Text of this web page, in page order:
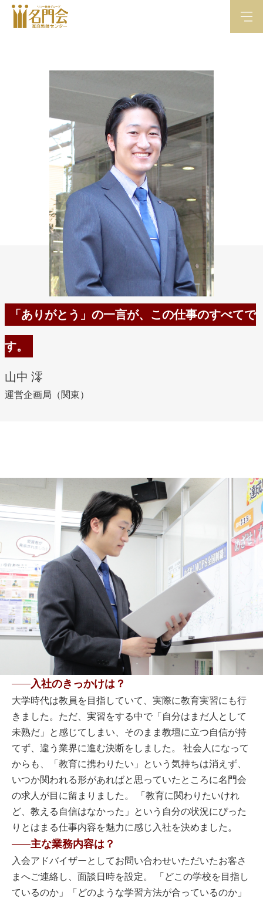
「ありがとう」の一言が、この仕事のすべてで
す。
山中 澪
運営企画局（関東）
入社のきっかけは？
大学時代は教員を目指していて、実際に教育実習にも行
きました。ただ、実習をする中で「自分はまだ人として
未熟だ」と感じてしまい、そのまま教壇に立つ自信が持
てず、違う業界に進む決断をしました。 社会人になって
からも、「教育に携わりたい」という気持ちは消えず、
いつか関われる形があればと思っていたところに名門会
の求人が目に留まりました。 「教育に関わりたいけれ
ど、教える自信はなかった」という自分の状況にぴった
りとはまる仕事内容を魅力に感じ入社を決めました。
主な業務内容は？
入会アドバイザーとしてお問い合わせいただいたお客さ
まへご連絡し、面談日時を設定。 「どこの学校を目指し
ているのか」「どのような学習方法が合っているのか」